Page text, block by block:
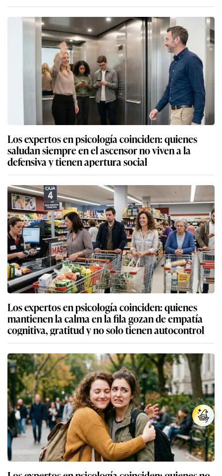
Los expertos en psicología coinciden: quienes
saludan siempre en el ascensor no viven a la
defensiva y tienen apertura social
Los expertos en psicología coinciden: quienes
mantienen la calma en la fila gozan de empatía
cognitiva, gratitud y no solo tienen autocontrol